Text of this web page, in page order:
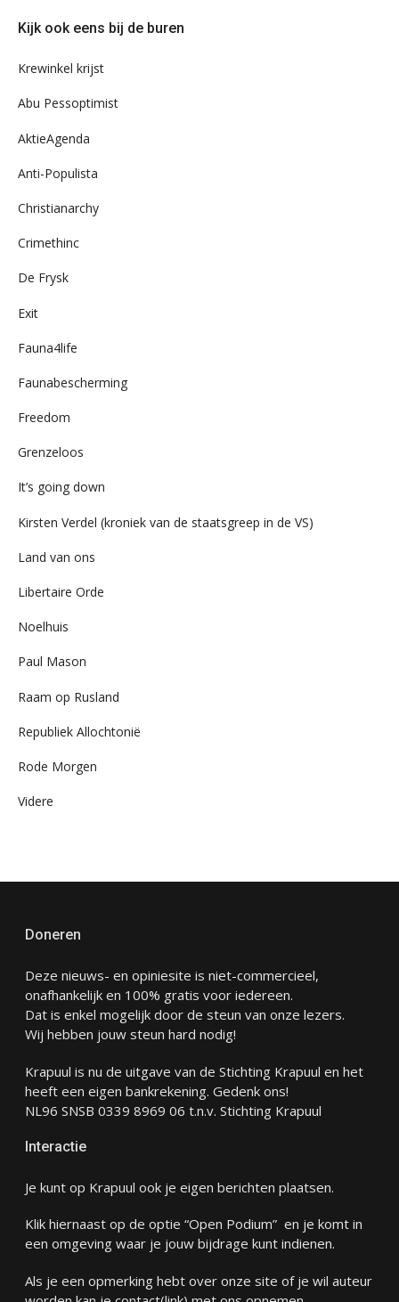
ons
Kijk ook eens bij de buren
Krewinkel krijst
Abu Pessoptimist
AktieAgenda
Anti-Populista
Christianarchy
Crimethinc
De Frysk
Exit
Fauna4life
Faunabescherming
Freedom
Grenzeloos
It’s going down
Kirsten Verdel (kroniek van de staatsgreep in de VS)
Land van ons
Libertaire Orde
Noelhuis
Paul Mason
Raam op Rusland
Republiek Allochtonië
Rode Morgen
Videre
Doneren
Deze nieuws- en opiniesite is niet-commercieel,
onafhankelijk en 100% gratis voor iedereen.
Dat is enkel mogelijk door de steun van onze lezers.
Wij hebben jouw steun hard nodig!
Krapuul is nu de uitgave van de Stichting Krapuul en het
heeft een eigen bankrekening. Gedenk ons!
NL96 SNSB 0339 8969 06 t.n.v. Stichting Krapuul
Interactie
Je kunt op Krapuul ook je eigen berichten plaatsen.
Klik hiernaast op de optie “Open Podium” en je komt in
een omgeving waar je jouw bijdrage kunt indienen.
Als je een opmerking hebt over onze site of je wil auteur